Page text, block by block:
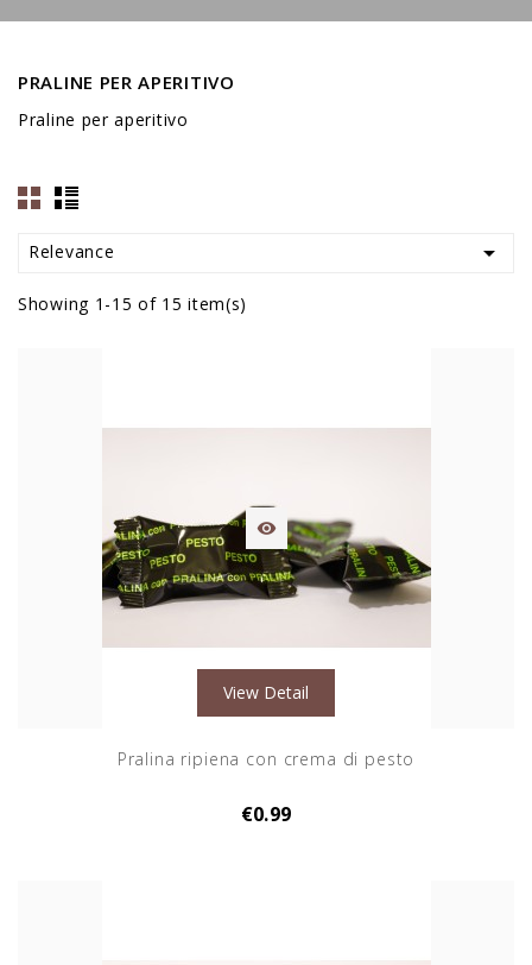
PRALINE PER APERITIVO
Praline per aperitivo
Relevance 
Showing 1-15 of 15 item(s)

View Detail
Pralina ripiena con crema di pesto
€0.99